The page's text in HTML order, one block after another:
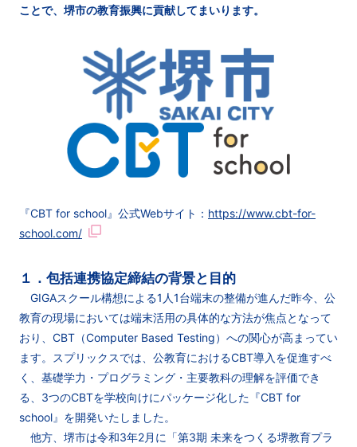
ことで、堺市の教育振興に貢献してまいります。
『CBT for school』公式Webサイト： https://www.cbt-for-
school.com/
１．包括連携協定締結の背景と目的
GIGAスクール構想による1人1台端末の整備が進んだ昨今、公
教育の現場においては端末活用の具体的な方法が焦点となって
おり、CBT（Computer Based Testing）への関心が高まってい
ます。スプリックスでは、公教育におけるCBT導入を促進すべ
く、基礎学力・プログラミング・主要教科の理解を評価でき
る、3つのCBTを学校向けにパッケージ化した『CBT for
school』を開発いたしました。
他方、堺市は令和3年2月に「第3期 未来をつくる堺教育プラ